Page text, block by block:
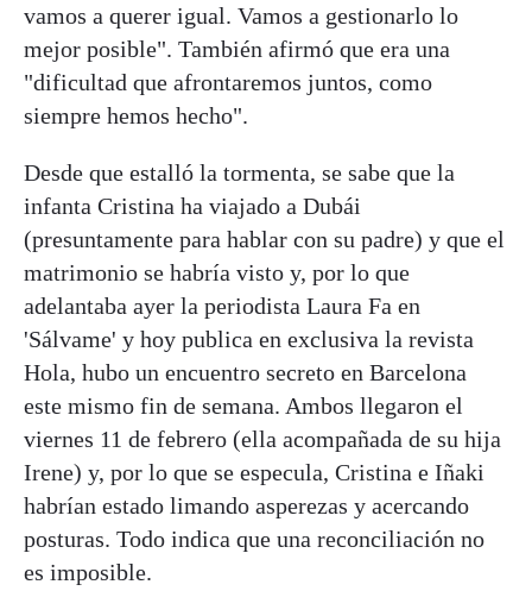
vamos a querer igual. Vamos a gestionarlo lo
mejor posible". También afirmó que era una
"dificultad que afrontaremos juntos, como
siempre hemos hecho".
Desde que estalló la tormenta, se sabe que la
infanta Cristina ha viajado a Dubái
(presuntamente para hablar con su padre) y que el
matrimonio se habría visto y, por lo que
adelantaba ayer la periodista Laura Fa en
'Sálvame' y hoy publica en exclusiva la revista
Hola, hubo un encuentro secreto en Barcelona
este mismo fin de semana. Ambos llegaron el
viernes 11 de febrero (ella acompañada de su hija
Irene) y, por lo que se especula, Cristina e Iñaki
habrían estado limando asperezas y acercando
posturas. Todo indica que una reconciliación no
es imposible.